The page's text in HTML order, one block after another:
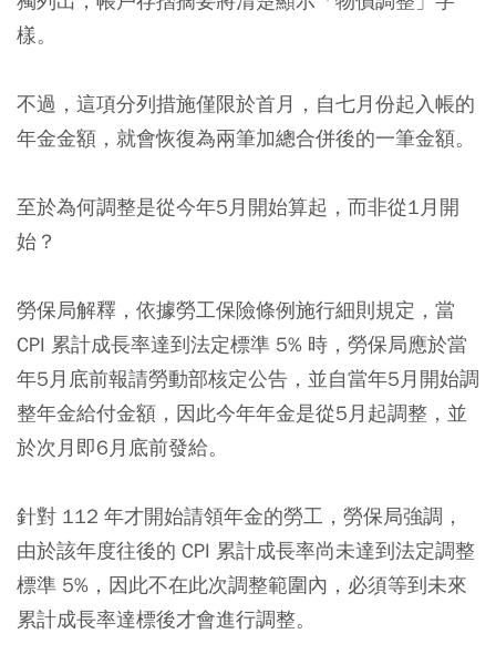
樣。
不過，這項分列措施僅限於首月，自七月份起入帳的
年金金額，就會恢復為兩筆加總合併後的一筆金額。
至於為何調整是從今年5月開始算起，而非從1月開
始？
勞保局解釋，依據勞工保險條例施行細則規定，當
CPI 累計成長率達到法定標準 5% 時，勞保局應於當
年5月底前報請勞動部核定公告，並自當年5月開始調
整年金給付金額，因此今年年金是從5月起調整，並
於次月即6月底前發給。
針對 112 年才開始請領年金的勞工，勞保局強調，
由於該年度往後的 CPI 累計成長率尚未達到法定調整
標準 5%，因此不在此次調整範圍內，必須等到未來
累計成長率達標後才會進行調整。